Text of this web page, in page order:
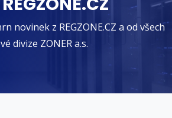
novinek z REGZONE.CZ a od všech
divize ZONER a.s.